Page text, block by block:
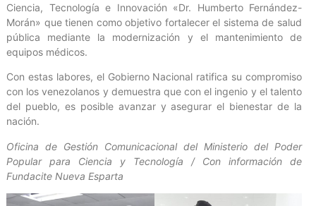
Ciencia, Tecnología e Innovación «Dr. Humberto Fernández-
Morán» que tienen como objetivo fortalecer el sistema de salud
pública mediante la modernización y el mantenimiento de
equipos médicos.
Con estas labores, el Gobierno Nacional ratifica su compromiso
con los venezolanos y demuestra que con el ingenio y el talento
del pueblo, es posible avanzar y asegurar el bienestar de la
nación.
Oficina de Gestión Comunicacional del Ministerio del Poder
Popular para Ciencia y Tecnología / Con información de
Fundacite Nueva Esparta